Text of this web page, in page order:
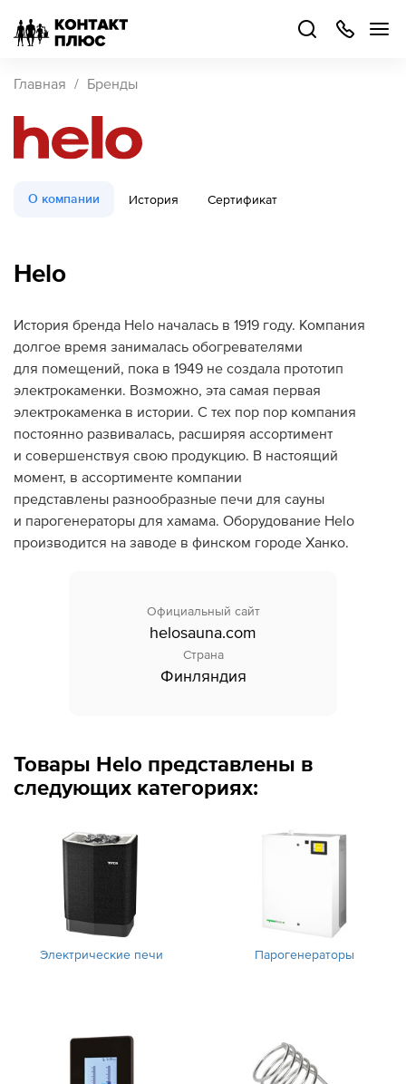
Главная Бренды
О компании История Сертификат
Helo
История бренда Helo началась в 1919 году. Компания
долгое время занималась обогревателями
для помещений, пока в 1949 не создала прототип
электрокаменки. Возможно, эта самая первая
электрокаменка в истории. C тех пор пор компания
постоянно развивалась, расширяя ассортимент
и совершенствуя свою продукцию. В настоящий
момент, в ассортименте компании
представлены разнообразные печи для сауны
и парогенераторы для хамама. Оборудование Helo
производится на заводе в финском городе Ханко.
Официальный сайт
helosauna.com
Страна
Финляндия
Товары Helo представлены в
следующих категориях:
Электрические печи Парогенераторы
499
504-
48
Каталог
Стать
Войти
Кейсы
Поддержка
Дилеры
Контакты
B2B